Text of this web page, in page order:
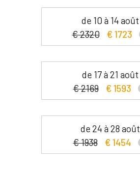
de 10 à 14 août
€ 2320
€ 1723
de 17 à 21 août
€ 2169
€ 1593
de 24 à 28 août
€ 1938
€ 1454